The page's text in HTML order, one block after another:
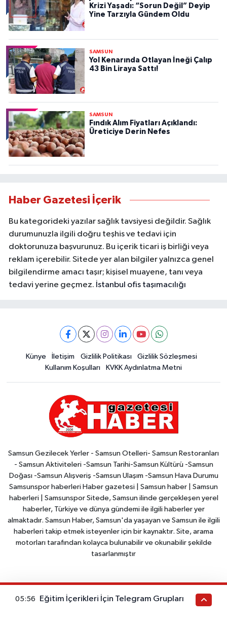
Krizi Yaşadı: “Sorun Değil” Deyip
Yine Tarzıyla Gündem Oldu
SAMSUN
Yol Kenarında Otlayan İneği Çalıp
43 Bin Liraya Sattı!
SAMSUN
Fındık Alım Fiyatları Açıklandı:
Üreticiye Derin Nefes
Haber Gazetesi İçerik
Bu kategorideki yazılar sağlık tavsiyesi değildir. Sağlık
durumunuzla ilgili doğru teşhis ve tedavi için
doktorunuza başvurunuz. Bu içerik ticari iş birliği veya
reklam içerebilir. Sitede yer alan bilgiler yalnızca genel
bilgilendirme amacı taşır; kişisel muayene, tanı veya
tedavi yerine geçmez. İstanbul ofis taşımacılığı
Künye İletişim Gizlilik Politikası
Gizlilik Sözleşmesi
Kullanım Koşulları
KVKK Aydınlatma Metni
Samsun Gezilecek Yerler - Samsun Otelleri- Samsun Restoranları
- Samsun Aktiviteleri -Samsun Tarihi-Samsun Kültürü -Samsun
Doğası -Samsun Alışveriş -Samsun Ulaşım -Samsun Hava Durumu
Samsunspor haberleri Haber gazetesi | Samsun haber | Samsun
haberleri | Samsunspor Sitede, Samsun ilinde gerçekleşen yerel
haberler, Türkiye ve dünya gündemi ile ilgili haberler yer
almaktadır. Samsun Haber, Samsun'da yaşayan ve Samsun ile ilgili
haberleri takip etmek isteyenler için bir kaynaktır. Site, arama
motorları tarafından kolayca bulunabilir ve okunabilir şekilde
tasarlanmıştır
05:56 Eğitim İçerikleri İçin Telegram Grupları